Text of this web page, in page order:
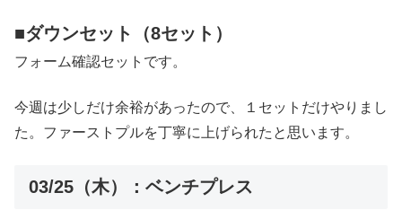
■ダウンセット（8セット）
フォーム確認セットです。
今週は少しだけ余裕があったので、１セットだけやりまし
た。ファーストプルを丁寧に上げられたと思います。
03/25（木）：ベンチプレス